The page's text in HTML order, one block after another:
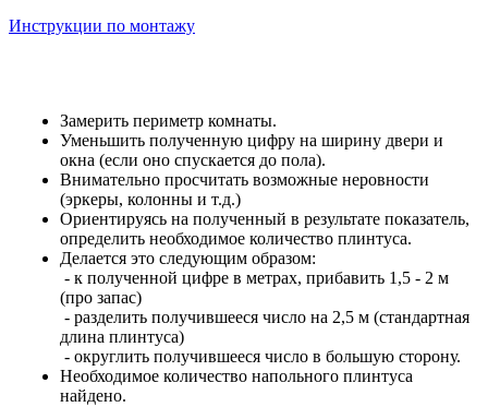
Инструкции по монтажу
Замерить периметр комнаты.
Уменьшить полученную цифру на ширину двери и
окна (если оно спускается до пола).
Внимательно просчитать возможные неровности
(эркеры, колонны и т.д.)
Ориентируясь на полученный в результате показатель,
определить необходимое количество плинтуса.
Делается это следующим образом:
- к полученной цифре в метрах, прибавить 1,5 - 2 м
(про запас)
- разделить получившееся число на 2,5 м (стандартная
длина плинтуса)
- округлить получившееся число в большую сторону.
Необходимое количество напольного плинтуса
найдено.